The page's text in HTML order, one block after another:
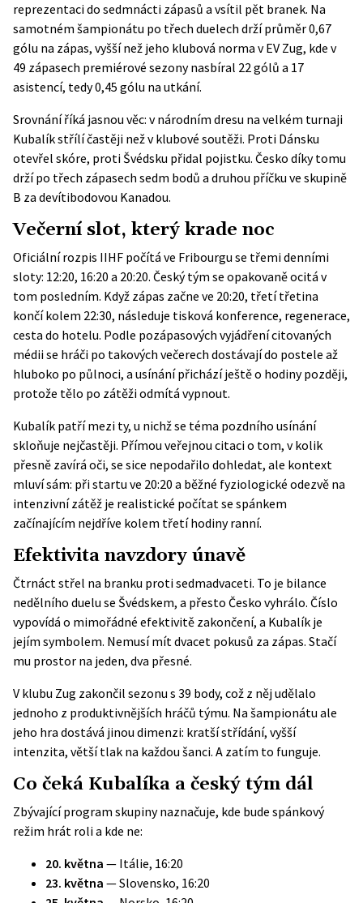
reprezentaci do sedmnácti zápasů a vsítil pět branek. Na
samotném šampionátu po třech duelech drží průměr 0,67
gólu na zápas, vyšší než jeho klubová norma vEV Zug, kde v
49 zápasech premiérové sezony nasbíral 22 gólů a 17
asistencí, tedy 0,45 gólu na utkání.
Srovnání říká jasnou věc: v národním dresu na velkém turnaji
Kubalík střílí častěji než v klubové soutěži. Proti Dánsku
otevřel skóre, proti Švédsku přidal pojistku. Česko díky tomu
drží po třech zápasech sedm bodů a druhou příčku ve skupině
B za devítibodovou Kanadou.
Večerní slot, který krade noc
Oficiální rozpis IIHF počítá ve Fribourgu se třemi denními
sloty: 12:20, 16:20 a 20:20. Český tým se opakovaně ocitá v
tom posledním. Když zápas začne ve 20:20, třetí třetina
končí kolem 22:30, následuje tisková konference, regenerace,
cesta do hotelu. Podle pozápasových vyjádření citovaných
médii se hráči po takových večerech dostávají do postele až
hluboko po půlnoci, a usínání přichází ještě o hodiny později,
protože tělo po zátěži odmítá vypnout.
Kubalík patří mezi ty, u nichž se téma pozdního usínání
skloňuje nejčastěji. Přímou veřejnou citaci o tom, v kolik
přesně zavírá oči, se sice nepodařilo dohledat, ale kontext
mluví sám: při startu ve 20:20 a běžné fyziologické odezvě na
intenzivní zátěž je realistické počítat se spánkem
začínajícím nejdříve kolem třetí hodiny ranní.
Efektivita navzdory únavě
Čtrnáct střel na branku proti sedmadvaceti. To je bilance
nedělního duelu se Švédskem, a přesto Česko vyhrálo. Číslo
vypovídá o mimořádné efektivitě zakončení, a Kubalík je
jejím symbolem. Nemusí mít dvacet pokusů za zápas. Stačí
mu prostor na jeden, dva přesné.
V klubu Zug zakončil sezonu s 39 body, což z něj udělalo
jednoho z produktivnějších hráčů týmu. Na šampionátu ale
jeho hra dostává jinou dimenzi: kratší střídání, vyšší
intenzita, větší tlak na každou šanci. A zatím to funguje.
Co čeká Kubalíka a český tým dál
Zbývající program skupiny naznačuje, kde bude spánkový
režim hrát roli a kde ne:
20. května — Itálie, 16:20
23. května — Slovensko, 16:20